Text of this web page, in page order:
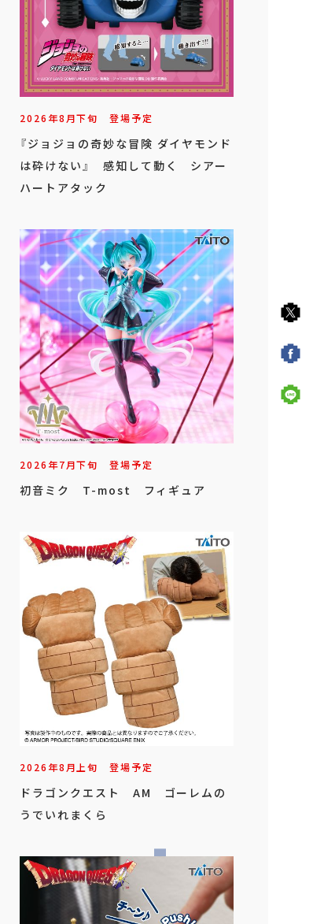
2026年8月下旬 登場予定
『ジョジョの奇妙な冒険 ダイヤモンド
は砕けない』 感知して動く シアー
ハートアタック
2026年7月下旬 登場予定
初音ミク T-most フィギュア
2026年8月上旬 登場予定
ドラゴンクエスト AM ゴーレムの
うでいれまくら